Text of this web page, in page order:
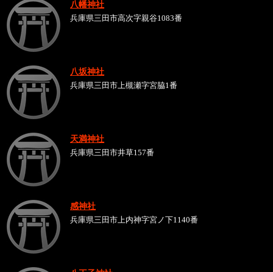
八幡神社
兵庫県三田市高次字親谷1083番
八坂神社
兵庫県三田市上槻瀬字宮脇1番
天満神社
兵庫県三田市井草157番
感神社
兵庫県三田市上内神字宮ノ下1140番